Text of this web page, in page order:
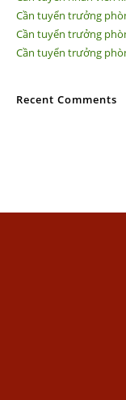
Cần tuyển trưởng
Cần tuyển trưởng
Cần tuyển trưởng
Recent Comments